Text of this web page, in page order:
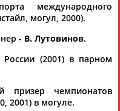
документов
международного
могул, 2000).
- В. Лутовинов.
России (2001) в парном
призер чемпионатов
2001) в могуле.